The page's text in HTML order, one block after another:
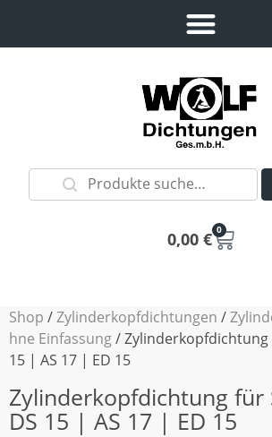
0,00 € 0
Shop /Zylinderkopfdichtungen /
hne Einfassung/
15 | AS 17 | ED 15
Zylinderkopfdichtung für
DS 15 | AS 17 | ED 15